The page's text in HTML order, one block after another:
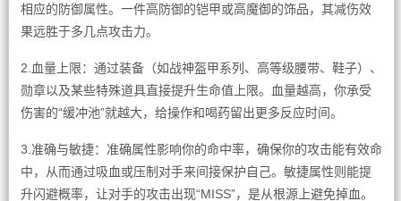
相应的防御属性。一件高防御的铠甲或高魔御的饰品，其减伤效
果远胜于多几点攻击力。
2.血量上限：通过装备（如战神盔甲系列、高等级腰带、鞋子）、
勋章以及某些特殊道具直接提升生命值上限。血量越高，你承受
伤害的“缓冲池”就越大，给操作和喝药留出更多反应时间。
3.准确与敏捷：准确属性影响你的命中率，确保你的攻击能有效命
中，从而通过吸血或压制对手来间接保护自己。敏捷属性则能提
升闪避概率，让对手的攻击出现“MISS”，是从根源上避免掉血。